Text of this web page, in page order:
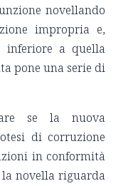
novellando
impropria e,
inferiore a quella
pone una serie di
se la nuova
di corruzione
in conformità
novella riguarda